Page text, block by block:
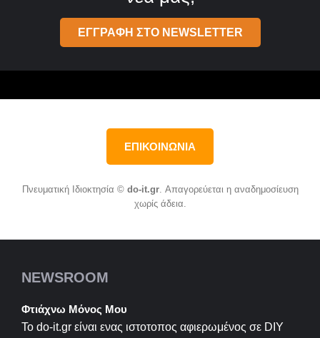
ΕΓΓΡΑΦΗ ΣΤΟ NEWSLETTER
ΕΠΙΚΟΙΝΩΝΙΑ
Πνευματική Ιδιοκτησία © do-it.gr. Απαγορεύεται η αναδημοσίευση
χωρίς άδεια.
NEWSROOM
Φτιάχνω Μόνος Μου
Το do-it.gr είναι ενας ιστοτοπος αφιερωμένος σε DIY